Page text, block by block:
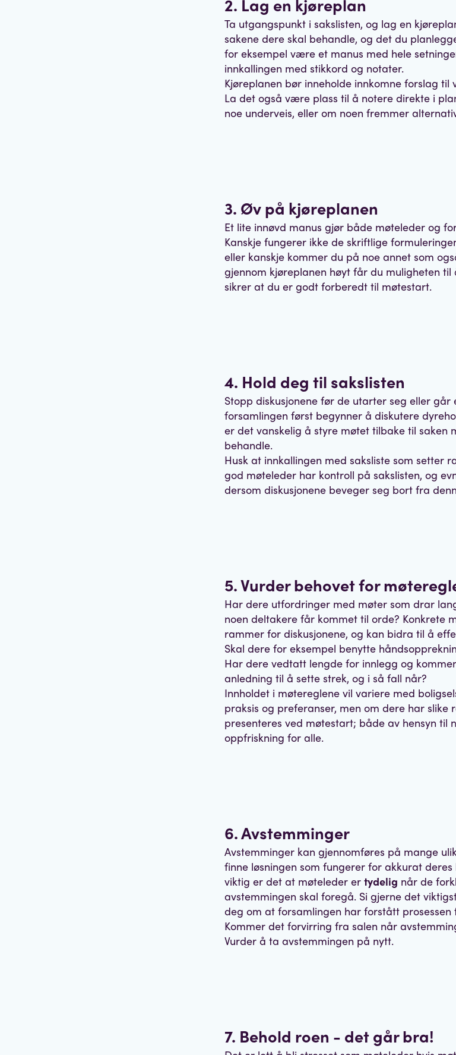
Ta utgangspunkt i sakslisten, og lag en
sakene dere skal behandle, og det du
for eksempel være et manus med hele
innkallingen med stikkord og notater.
Kjøreplanen bør inneholde innkomne forslag til
La det også være plass til å notere direkte i
noe underveis, eller om noen fremmer
3. Øv på kjøreplanen
Et lite innøvd manus gjør både møteleder og
Kanskje fungerer ikke de skriftlige
eller kanskje kommer du på noe annet som
gjennom kjøreplanen høyt får du muligheten til
sikrer at du er godt forberedt til møtestart.
4. Hold deg til sakslisten
Stopp diskusjonene før de utarter seg eller
forsamlingen først begynner å diskutere
er det vanskelig å styre møtet tilbake til saken
behandle.
Husk at innkallingen med saksliste som setter
god møteleder har kontroll på sakslisten, og
dersom diskusjonene beveger seg bort fra
5. Vurder behovet for
Har dere utfordringer med møter som drar
noen deltakere får kommet til orde? Konkrete
rammer for diskusjonene, og kan bidra til å
Skal dere for eksempel benytte
Har dere vedtatt lengde for innlegg og
anledning til å sette strek, og i så fall når?
Innholdet i møtereglene vil variere med
praksis og preferanser, men om dere har slike
presenteres ved møtestart; både av hensyn til
oppfriskning for alle.
6. Avstemminger
Avstemminger kan gjennomføres på mange
finne løsningen som fungerer for akkurat
viktig er det at møteleder er tydelig når de
avstemmingen skal foregå. Si gjerne det
deg om at forsamlingen har forstått
Kommer det forvirring fra salen når
Vurder å ta avstemmingen på nytt.
7. Behold roen - det går bra!